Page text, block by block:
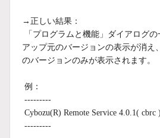
→正しい結果：
「プログラムと機能」ダイアログ
アップ元のバージョンの表示が消え
のバージョンのみが表示されます。
例：
---------
Cybozu(R) Remote Service 4.0.1( cbrc )
---------